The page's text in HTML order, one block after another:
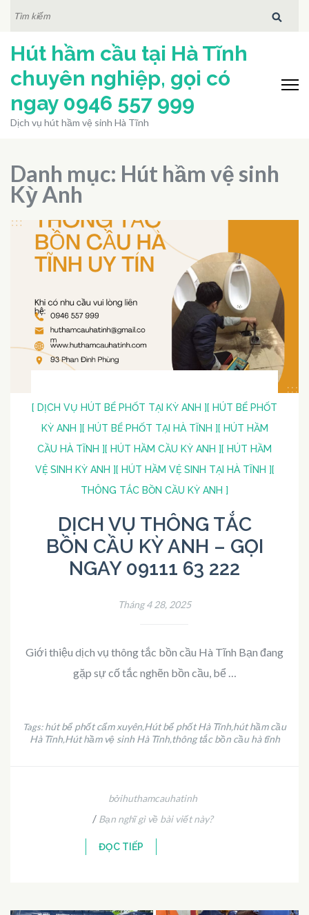
qua
dung
Hút hầm cầu tại Hà Tĩnh
chuyên nghiệp, gọi có
ngay 0946 557 999
Dịch vụ hút hầm vệ sinh Hà Tĩnh
Danh mục: Hút hầm vệ sinh
Kỳ Anh
[ DỊCH VỤ HÚT BỂ PHỐT TẠI KỲ ANH ] [ HÚT BỂ PHỐT
KỲ ANH ] [ HÚT BỂ PHỐT TẠI HÀ TĨNH ] [ HÚT HẦM
CẦU HÀ TĨNH ] [ HÚT HẦM CẦU KỲ ANH ] [ HÚT HẦM
VỆ SINH KỲ ANH ] [ HÚT HẦM VỆ SINH TẠI HÀ TĨNH ] [
THÔNG TẮC BỒN CẦU KỲ ANH ]
DỊCH VỤ THÔNG TẮC
BỒN CẦU KỲ ANH – GỌI
NGAY 09111 63 222
Tháng 4 28, 2025
Giới thiệu dịch vụ thông tắc bồn cầu Hà Tĩnh Bạn đang
gặp sự cố tắc nghẽn bồn cầu, bể …
Tags:hút bể phốt cẩm xuyên,Hút bể phốt Hà Tĩnh,hút hầm cầu
Hà Tĩnh,Hút hầm vệ sinh Hà Tĩnh,thông tắc bồn cầu hà tĩnh
bởihuthamcauhatinh
/ Bạn nghĩ gì về bài viết này?
ĐỌC TIẾP